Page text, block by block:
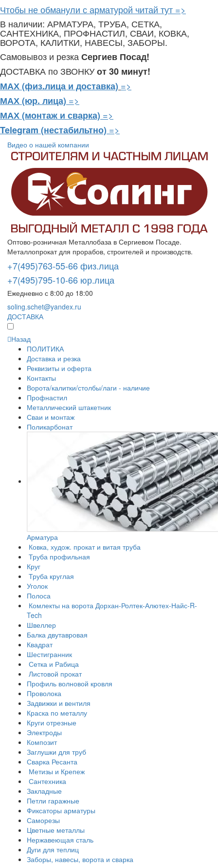
Чтобы не обманули с арматурой читай тут =>
В наличии: АРМАТУРА, ТРУБА, СЕТКА,
САНТЕХНИКА, ПРОФНАСТИЛ, СВАИ, КОВКА,
ВОРОТА, КАЛИТКИ, НАВЕСЫ, ЗАБОРЫ.
Самовывоз и резка Сергиев Посад!
ДОСТАВКА по ЗВОНКУот 30 минут!
МАХ (физ.лица и доставка) =>
МАХ (юр. лица) =>
МАХ (монтаж и сварка) =>
Telegram (нестабильтно) =>
Видео о нашей компании
Оптово-розничная Металлобаза в Сергиевом Посаде.
Металлопрокат для прорабов, строителей и производств.
+7(495)763-55-66 физ.лица
+7(495)795-10-66 юр.лица
Ежедневно с 8:00 до 18:00
soling.schet@yandex.ru
ДОСТАВКА
Назад
ПОЛИТИКА
Доставка и резка
Реквизиты и оферта
Контакты
Ворота/калитки/столбы/лаги - наличие
Профнастил
Металлический штакетник
Сваи и монтаж
Поликарбонат
Арматура
Ковка, худож. прокат и витая труба
Труба профильная
Круг
Труба круглая
Уголок
Полоса
Комлекты на ворота Дорхан-Ролтек-Алютех-Найс-R-
Tech
Швеллер
Балка двутавровая
Квадрат
Шестигранник
Сетка и Рабица
Листовой прокат
Профиль волновой кровля
Проволока
Задвижки и вентиля
Краска по металлу
Круги отрезные
Электроды
Композит
Заглушки для труб
Сварка Ресанта
Метизы и Крепеж
Сантехника
Закладные
Петли гаражные
Фиксаторы арматуры
Саморезы
Цветные металлы
Нержавеющая сталь
Дуги для теплиц
Заборы, навесы, ворота и сварка